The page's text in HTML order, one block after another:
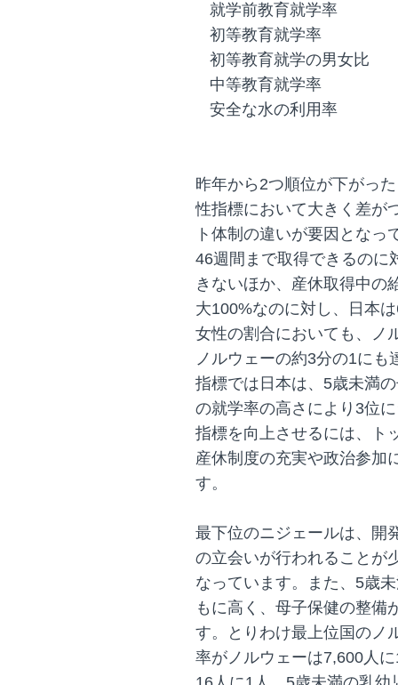
就学前教育就学率
初等教育就学率
初等教育就学の男女比
中等教育就学率
安全な水の利用率
昨年から2つ順位が下がっ
性指標において大きく差が
ト体制の違いが要因とな
46週間まで取得できるのに
きないほか、産休取得中の
大100%なのに対し、日本
女性の割合においても、ノ
ノルウェーの約3分の1に
指標では日本は、5歳未満
の就学率の高さにより3位
指標を向上させるには、ト
産休制度の充実や政治参加
す。
最下位のニジェールは、開
の立会いが行われることが
なっています。また、5歳
もに高く、母子保健の整備
す。とりわけ最上位国のノ
率がノルウェーは7,600人